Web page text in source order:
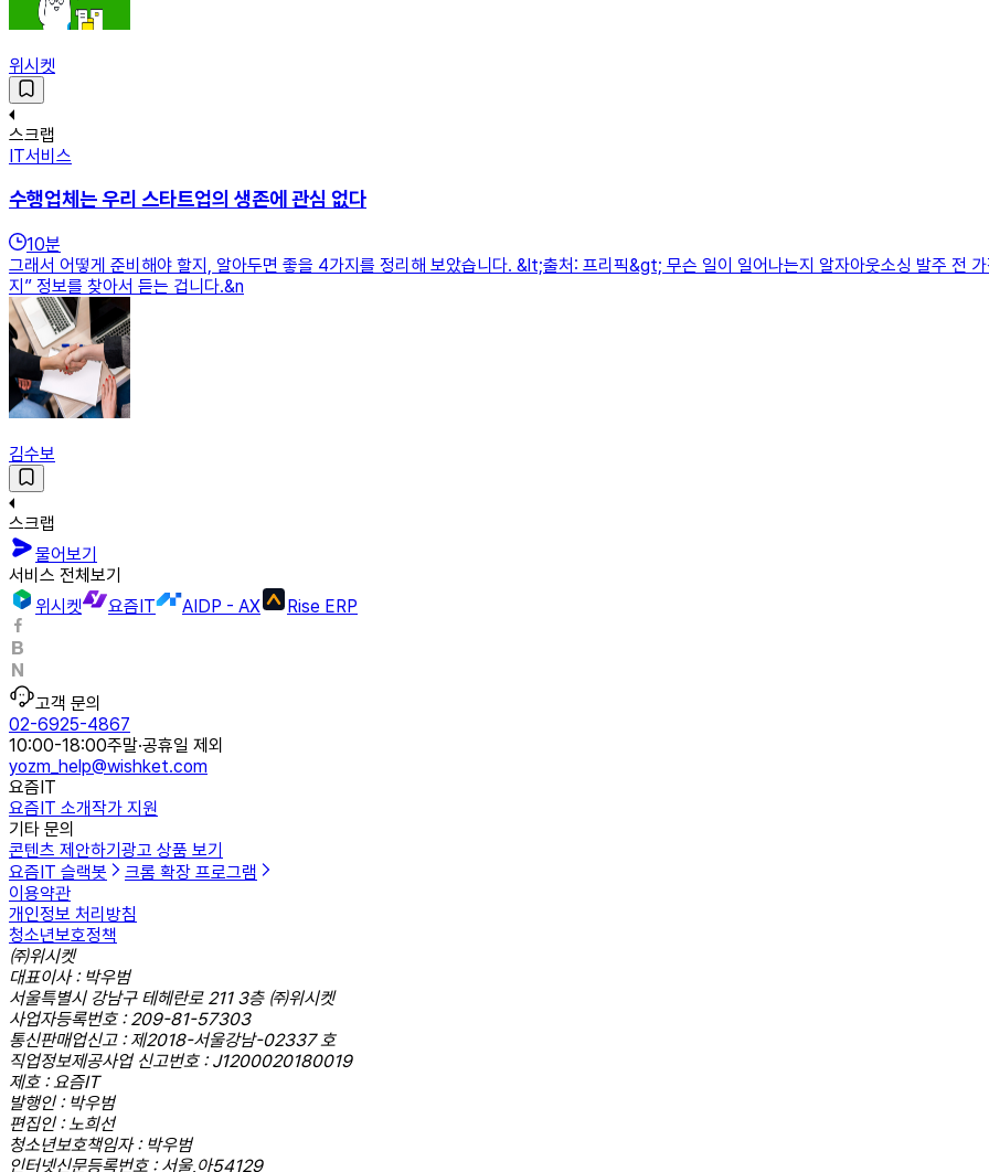
위시켓
스크랩
IT서비스
수행업체는 우리 스타트업의 생존에 관심 없다
10분
그래서 어떻게 준비해야 할지, 알아두면 좋을 4가지를 정리해 보았습니다. &lt;출처: 프리픽&gt; 무슨 일이 일어나는지 알자아웃소싱 발주 전
지” 정보를 찾아서 듣는 겁니다.&n
김수보
스크랩
물어보기
서비스 전체보기
위시켓
요즘IT AIDP - AX Rise ERP
고객 문의
02-6925-4867
10:00-18:00주말·공휴일 제외
yozm_help@wishket.com
요즘IT
요즘IT 소개작가 지원
기타 문의
콘텐츠 제안하기 광고 상품 보기
요즘IT 슬랙봇
크롬 확장 프로그램
이용약관
개인정보 처리방침
청소년보호정책
㈜위시켓
대표이사 : 박우범
서울특별시 강남구 테헤란로 211 3층 ㈜위시켓
사업자등록번호 : 209-81-57303
통신판매업신고 : 제2018-서울강남-02337 호
직업정보제공사업 신고번호 : J1200020180019
제호 : 요즘IT
발행인 : 박우범
편집인 : 노희선
청소년보호책임자 : 박우범
인터넷신문등록번호 : 서울,아54129